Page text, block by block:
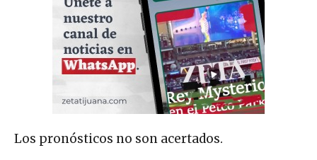
Los pronósticos no son acertados.